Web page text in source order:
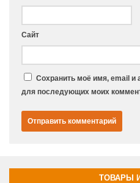
Сайт
Сохранить моё имя, email и
для последующих моих
ТОВАРЫ